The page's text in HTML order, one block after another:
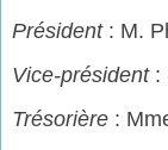
Président : M.
Vice-président:
Trésorière :